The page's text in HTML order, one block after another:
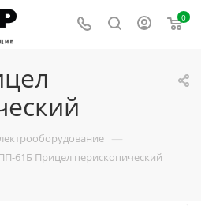
0
—
61Б Прицел перископический